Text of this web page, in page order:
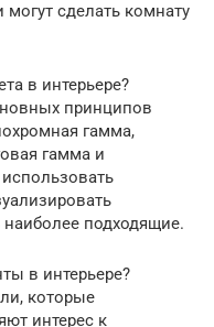
сделать комнату
в интерьере?
принципов
гамма,
гамма и
подходящие.
в интерьере?
которые
интерес к